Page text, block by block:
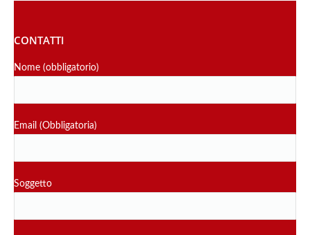
CONTATTI
Nome (obbligatorio)
Email (Obbligatoria)
Soggetto